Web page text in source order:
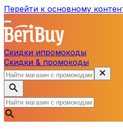
Перейти к основному
Скидки ипромокоды
Скидки & промокоды